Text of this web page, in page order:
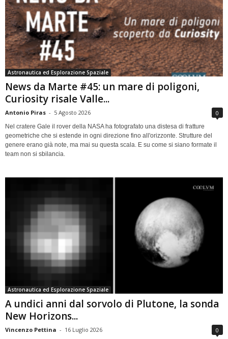
Astronautica ed Esplorazione Spaziale
News da Marte #45: un mare di poligoni,
Curiosity risale Valle...
Antonio Piras - 5 Agosto 2026 0
Nel cratere Gale il rover della NASA ha fotografato una distesa di fratture
geometriche che si estende in ogni direzione fino all'orizzonte. Strutture del
genere erano già note, ma mai su questa scala. E su come si siano formate il
team non si sbilancia.
Astronautica ed Esplorazione Spaziale
A undici anni dal sorvolo di Plutone, la sonda
New Horizons...
Vincenzo Pettina - 16 Luglio 2026 0